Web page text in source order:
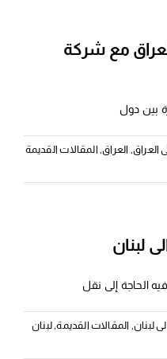
مع شركة
بين دول
العراق العراق, المقالات القديمة
لبنان
الحاجة إلى نقل
لبنان المقالات القديمة,لبنان